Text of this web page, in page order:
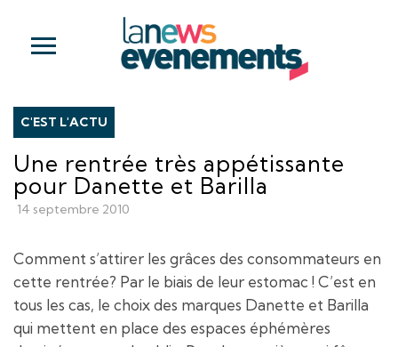
C'EST L'ACTU
Une rentrée très appétissante
pour Danette et Barilla
14 septembre 2010
Comment s’attirer les grâces des consommateurs en
cette rentrée? Par le biais de leur estomac ! C’est en
tous les cas, le choix des marques Danette et Barilla
qui mettent en place des espaces éphémères